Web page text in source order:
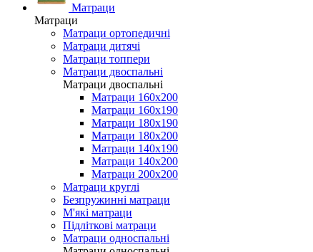
Матраци
Матраци
Матраци ортопедичні
Матраци дитячі
Матраци топпери
Матраци двоспальні
Матраци двоспальні
Матраци 160х200
Матраци 160х190
Матраци 180х190
Матраци 180х200
Матраци 140х190
Матраци 140х200
Матраци 200х200
Матраци круглі
Безпружинні матраци
М'які матраци
Підліткові матраци
Матраци односпальні